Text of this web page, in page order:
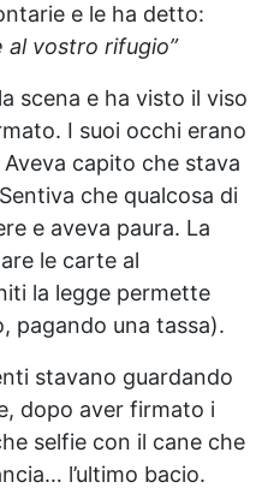
e le ha detto:
al vostro rifugio”
scena e ha visto il viso
I suoi occhi erano
capito che stava
che qualcosa di
e aveva paura. La
le carte al
la legge permette
pagando una tassa).
stavano guardando
dopo aver firmato i
selfie con il cane che
l’ultimo bacio.